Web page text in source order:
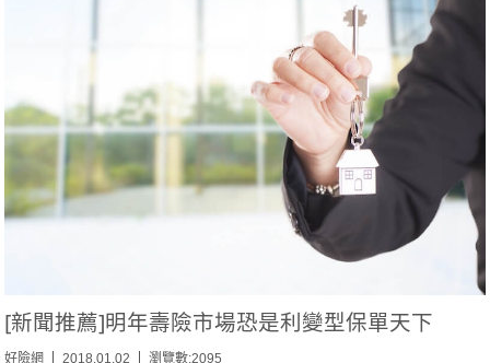
[新聞推薦]明年壽險市場恐是利變型保單天下
好險網 2018.01.02 瀏覽數:2095